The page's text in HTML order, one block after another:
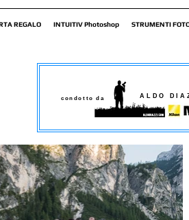
REGALO INTUITIV Photoshop STRUMENTI
condotto da ALDO